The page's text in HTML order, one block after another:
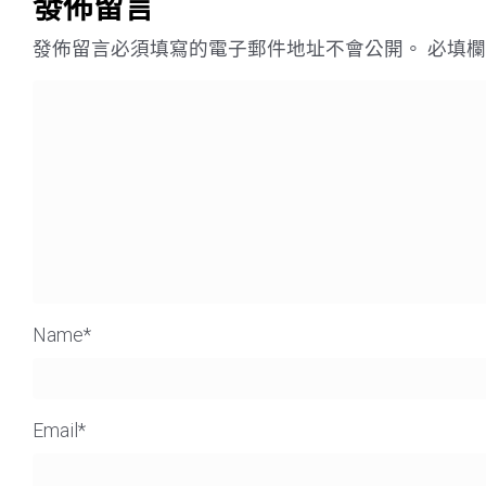
發佈留言
發佈留言必須填寫的電子郵件地址不會公開。 必填
Name*
Email *